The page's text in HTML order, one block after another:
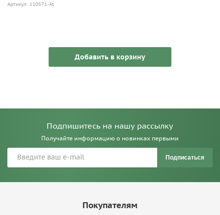
Артикул: 110571-At
Добавить в корзину
Подпишитесь на нашу рассылку
Получайте информацию о новинках первыми
Подписаться
Покупателям